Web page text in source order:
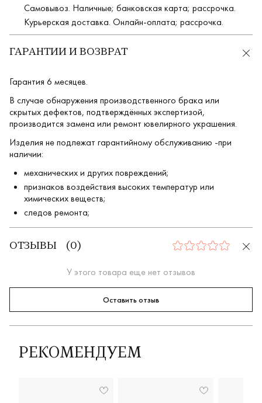
Самовывоз. Наличные; банковская карта; рассрочка.
Курьерская доставка. Онлайн-оплата; рассрочка.
ГАРАНТИИ И ВОЗВРАТ
Гарантия 6 месяцев.
В случае обнаружения производственного брака или
скрытых дефектов, подтверждённых экспертизой,
производится замена или ремонт ювелирного украшения.
Изделия не подлежат гарантийному обслуживанию -при
наличии:
механических и других повреждений;
признаков воздействия высоких температур или
химических веществ;
следов ремонта;
ОТЗЫВЫ ( 0) 0
У этого товара еще нет отзывов
Оставить отзыв
РЕКОМЕНДУЕМ